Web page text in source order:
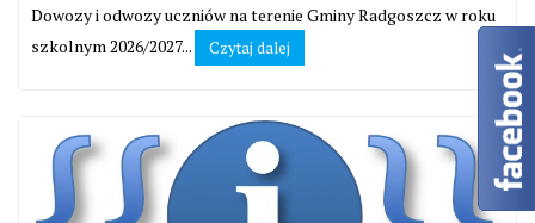
Dowozy i odwozy uczniów na terenie Gminy Radgoszcz w roku
szkolnym 2026/2027...
Czytaj dalej